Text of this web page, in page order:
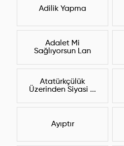
Adilik Yapma
Adalet Mi
Sağlıyorsun Lan
Atatürkçülük
Üzerinden Siyasi ...
Ayıptır